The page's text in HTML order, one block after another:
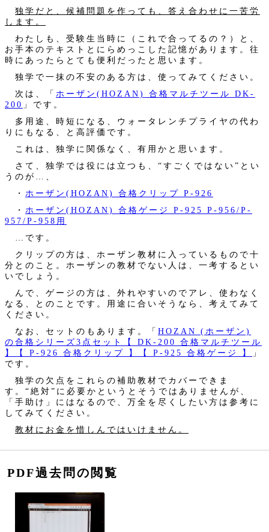
独学だと、候補問題を作っても、答え合わせに一苦労
します。
わたしも、受験生当時に（これで合ってるの？）と、
お手本のテキストとにらめっこした記憶があります。往
時にあったらとても便利だったと思います。
独学で一抹の不安のある方は、使ってみてください。
次は、「 ホーザン(HOZAN) 合格マルチツール DK-
200 」です。
多用途、時短になる、ウォータレンチプライヤの代わ
りにもなる、と高評価です。
これは、独学に関係なく、有用かと思います。
さて、独学では役には立つも、“すごくではない”とい
うのが…、
・ ホーザン(HOZAN) 合格クリップ P-926
・ ホーザン(HOZAN) 合格ゲージ P-925 P-956/P-
957/P-958用
…です。
クリップの方は、ホーザン教材に入っているもので十
分とのこと。ホーザンの教材でない人は、一考するとい
いでしょう。
んで、ゲージの方は、外れやすいのでアレ、使わなく
なる、とのことです。用途に合いそうなら、考えてみて
ください。
なお、セットのもあります。「 HOZAN (ホーザン)
の合格シリーズ3点セット【 DK-200 合格マルチツール
】【 P-926 合格クリップ 】【 P-925 合格ゲージ 】
」
です。
独学の欠点をこれらの補助教材でカバーできま
す。“絶対”に必要かというとそうではありませんが、
「手助け」にはなるので、万全を尽くしたい方は参考に
してみてください。
教材にお金を惜しんではいけません。
PDF過去問の閲覧